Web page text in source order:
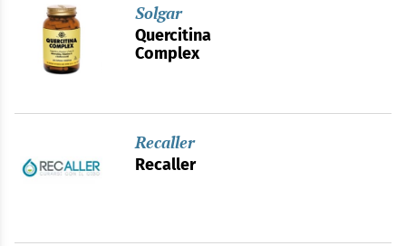
Solgar
Quercitina
Complex
Recaller
Recaller